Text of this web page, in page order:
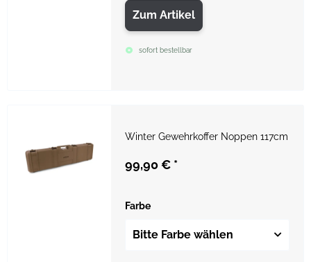
Zum Artikel
sofort bestellbar
Winter Gewehrkoffer Noppen 117cm
99,90 € *
Farbe
Bitte Farbe wählen